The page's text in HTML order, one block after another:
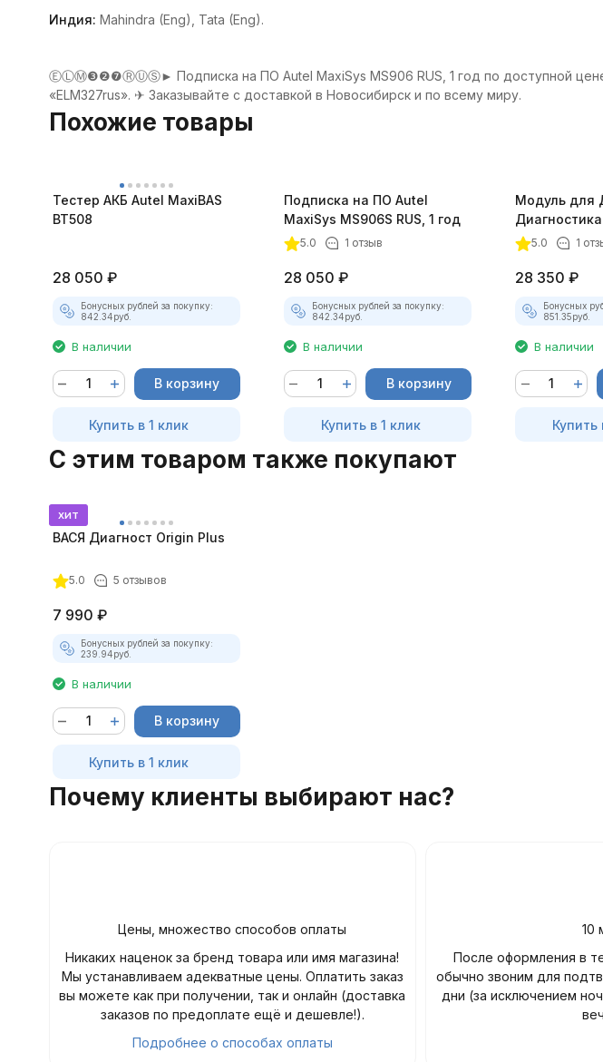
Индия: Mahindra (Eng), Tata (Eng).
ⒺⓁⓂ❸❷❼ⓇⓊⓈ► Подписка на ПО Autel MaxiSys MS906 RUS, 1 год по доступной
«ELM327rus». ✈ Заказывайте с доставкой в Новосибирск и по всему миру.
Похожие товары
Тестер АКБ Autel MaxiBAS
BT508
28 050 ₽
Бонусных рублей за покупку:
842.34руб.
В наличии
В корзину
Купить в 1 клик
Подписка на ПО Autel
MaxiSys MS906S RUS, 1 год
5.0 1 отзыв
28 050 ₽
Бонусных рублей за покупку:
842.34руб.
В наличии
В корзину
Купить в 1 клик
Модуль для
управления
5.0 1
28 350 ₽
Бонусных
851.35руб.
В наличии
Купить
C этим товаром также покупают
хит
ВАСЯ Диагност Origin Plus
5.0 5 отзывов
7 990 ₽
Бонусных рублей за покупку:
239.94руб.
В наличии
В корзину
Купить в 1 клик
Почему клиенты выбирают нас?
Цены, множество способов оплаты
Никаких наценок за бренд товара или имя магазина!
Мы устанавливаем адекватные цены. Оплатить заказ
вы можете как при получении, так и онлайн (доставка
заказов по предоплате ещё и дешевле!).
Подробнее о способах оплаты
10
После оформления в
обычно звоним для
дни (за исключением